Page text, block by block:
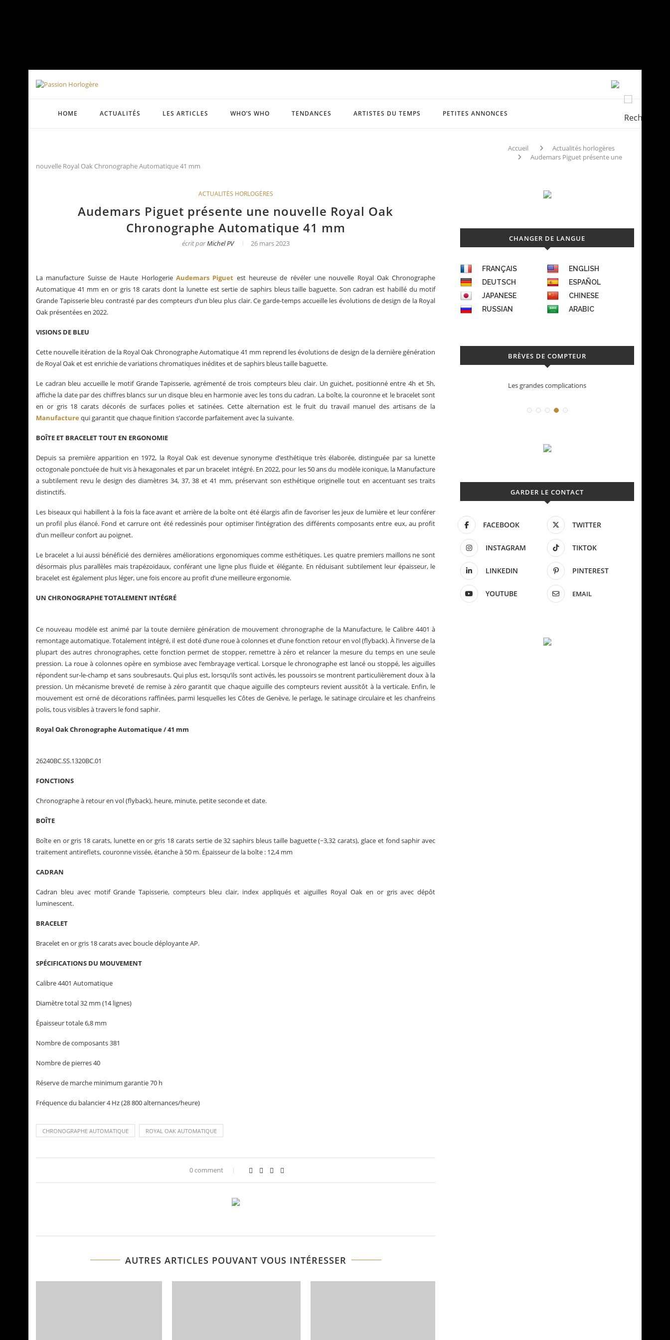
HOME ACTUALITÉS LES ARTICLES WHO’S WHO TENDANCES ARTISTES DU TEMPS PETITES ANNONCES
Accueil
Actualités horlogères
Audemars Piguet présente une
nouvelle Royal Oak Chronographe Automatique 41 mm
ACTUALITÉS HORLOGÈRES
Audemars Piguet présente une nouvelle Royal Oak
Chronographe Automatique 41 mm
écrit parMichel PV 26 mars 2023
La manufacture Suisse de Haute Horlogerie Audemars Piguet est heureuse de révéler une nouvelle Royal Oak Chronographe
Automatique 41 mm en or gris 18 carats dont la lunette est sertie de saphirs bleus taille baguette. Son cadran est habillé du motif
Grande Tapisserie bleu contrasté par des compteurs d’un bleu plus clair. Ce garde-temps accueille les évolutions de design de la Royal
Oak présentées en 2022.
VISIONS DE BLEU
Cette nouvelle itération de la Royal Oak Chronographe Automatique 41 mm reprend les évolutions de design de la dernière génération
de Royal Oak et est enrichie de variations chromatiques inédites et de saphirs bleus taille baguette.
Le cadran bleu accueille le motif Grande Tapisserie, agrémenté de trois compteurs bleu clair. Un guichet, positionné entre 4h et 5h,
affiche la date par des chiffres blancs sur un disque bleu en harmonie avec les tons du cadran. La boîte, la couronne et le bracelet sont
en or gris 18 carats décorés de surfaces polies et satinées. Cette alternation est le fruit du travail manuel des artisans de la
Manufacture qui garantit que chaque finition s’accorde parfaitement avec la suivante.
BOÎTE ET BRACELET TOUT EN ERGONOMIE
Depuis sa première apparition en 1972, la Royal Oak est devenue synonyme d’esthétique très élaborée, distinguée par sa lunette
octogonale ponctuée de huit vis à hexagonales et par un bracelet intégré. En 2022, pour les 50 ans du modèle iconique, la Manufacture
a subtilement revu le design des diamètres 34, 37, 38 et 41 mm, préservant son esthétique originelle tout en accentuant ses traits
distinctifs.
Les biseaux qui habillent à la fois la face avant et arrière de la boîte ont été élargis afin de favoriser les jeux de lumière et leur conférer
un profil plus élancé. Fond et carrure ont été redessinés pour optimiser l’intégration des différents composants entre eux, au profit
d’un meilleur confort au poignet.
Le bracelet a lui aussi bénéficié des dernières améliorations ergonomiques comme esthétiques. Les quatre premiers maillons ne sont
désormais plus parallèles mais trapézoïdaux, conférant une ligne plus fluide et élégante. En réduisant subtilement leur épaisseur, le
bracelet est également plus léger, une fois encore au profit d’une meilleure ergonomie.
UN CHRONOGRAPHE TOTALEMENT INTÉGRÉ
Ce nouveau modèle est animé par la toute dernière génération de mouvement chronographe de la Manufacture, le Calibre 4401 à
remontage automatique. Totalement intégré, il est doté d’une roue à colonnes et d’une fonction retour en vol (flyback). À l’inverse de la
plupart des autres chronographes, cette fonction permet de stopper, remettre à zéro et relancer la mesure du temps en une seule
pression. La roue à colonnes opère en symbiose avec l’embrayage vertical. Lorsque le chronographe est lancé ou stoppé, les aiguilles
répondent sur-le-champ et sans soubresauts. Qui plus est, lorsqu’ils sont activés, les poussoirs se montrent particulièrement doux à la
pression. Un mécanisme breveté de remise à zéro garantit que chaque aiguille des compteurs revient aussitôt à la verticale. Enfin, le
mouvement est orné de décorations raffinées, parmi lesquelles les Côtes de Genève, le perlage, le satinage circulaire et les chanfreins
polis, tous visibles à travers le fond saphir.
Royal Oak Chronographe Automatique / 41 mm
26240BC.SS.1320BC.01
FONCTIONS
Chronographe à retour en vol (flyback), heure, minute, petite seconde et date.
BOÎTE
Boîte en or gris 18 carats, lunette en or gris 18 carats sertie de 32 saphirs bleus taille baguette (~3,32 carats), glace et fond saphir avec
traitement antireflets, couronne vissée, étanche à 50 m. Épaisseur de la boîte : 12,4 mm
CADRAN
Cadran bleu avec motif Grande Tapisserie, compteurs bleu clair, index appliqués et aiguilles Royal Oak en or gris avec dépôt
luminescent.
BRACELET
Bracelet en or gris 18 carats avec boucle déployante AP.
SPÉCIFICATIONS DU MOUVEMENT
Calibre 4401 Automatique
Diamètre total 32 mm (14 lignes)
Épaisseur totale 6,8 mm
Nombre de composants 381
Nombre de pierres 40
Réserve de marche minimum garantie 70 h
Fréquence du balancier 4 Hz (28 800 alternances/heure)
CHRONOGRAPHE AUTOMATIQUE ROYAL OAK AUTOMATIQUE
0 comment
AUTRES ARTICLES POUVANT VOUS INTÉRESSER
CHANGER DE LANGUE
FRANÇAIS
ENGLISH
DEUTSCH
ESPAÑOL
JAPANESE
CHINESE
RUSSIAN
ARABIC
BRÈVES DE COMPTEUR
La Santos de Cartier Le business des montres en 2025 Les grandes complications Déconstruction Parmigiani Fleurier
GARDER LE CONTACT
FACEBOOK TWITTER
INSTAGRAM TIKTOK
LINKEDIN PINTEREST
YOUTUBE EMAIL